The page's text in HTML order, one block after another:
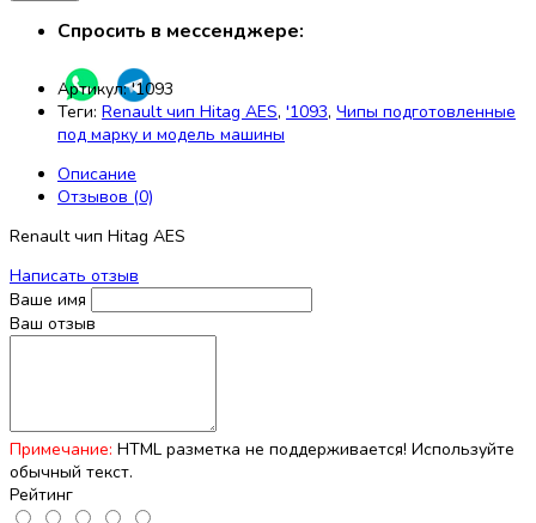
Спросить в мессенджере:
Артикул:'1093
Теги: Renault чип Hitag AES, '1093, Чипы подготовленные
под марку и модель машины
Описание
Отзывов (0)
Renault чип Hitag AES
Написать отзыв
Ваше имя
Ваш отзыв
Примечание: HTML разметка не поддерживается! Используйте
обычный текст.
Рейтинг